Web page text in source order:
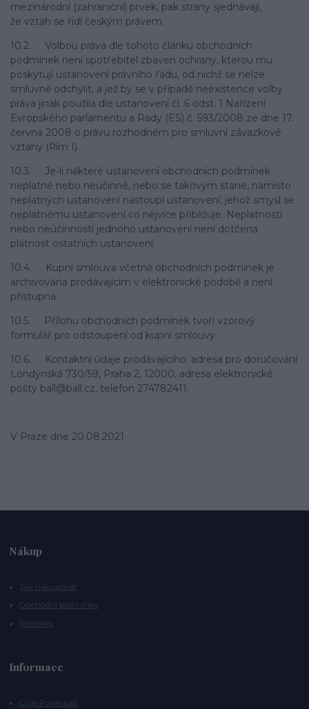
mezinárodní (zahraniční) prvek, pak strany sjednávají,
že vztah se řídí českým právem.
10.2. Volbou práva dle tohoto článku obchodních
podmínek není spotřebitel zbaven ochrany, kterou mu
poskytují ustanovení právního řádu, od nichž se nelze
smluvně odchýlit, a jež by se v případě neexistence volby
práva jinak použila dle ustanovení čl. 6 odst. 1 Nařízení
Evropského parlamentu a Rady (ES) č. 593/2008 ze dne 17.
června 2008 o právu rozhodném pro smluvní závazkové
vztahy (Řím I).
10.3. Je-li některé ustanovení obchodních podmínek
neplatné nebo neúčinné, nebo se takovým stane, namísto
neplatných ustanovení nastoupí ustanovení, jehož smysl se
neplatnému ustanovení co nejvíce přibližuje. Neplatností
nebo neúčinností jednoho ustanovení není dotčena
platnost ostatních ustanovení.
10.4. Kupní smlouva včetně obchodních podmínek je
archivována prodávajícím v elektronické podobě a není
přístupná.
10.5. Přílohu obchodních podmínek tvoří vzorový
formulář pro odstoupení od kupní smlouvy.
10.6. Kontaktní údaje prodávajícího: adresa pro doručování
Londýnská 730/59, Praha 2, 12000, adresa elektronické
pošty ball@ball.cz, telefon 274782411.
V Praze dne 20.08.2021
Nákup
Jak nakupovat
Obchodní podmínky
Kontakty
Informace
Co je Powerball